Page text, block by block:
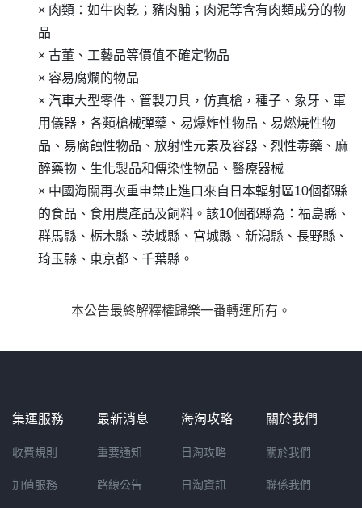
× 肉類：如牛肉乾；豬肉脯；肉泥等含有肉類成分的物
品
× 古董、工藝品等價值不確定物品
× 容易腐爛的物品
× 汽車大型零件、管製刀具，仿真槍，種子、象牙、軍
用儀器，各類槍械彈藥、易爆炸性物品、易燃燒性物
品、易腐蝕性物品、放射性元素及容器、烈性毒藥、麻
醉藥物、生化製品和傳染性物品、醫療器械
× 中國海關再次重申禁止進口來自日本輻射區10個都縣
的食品、食用農產品及飼料。該10個都縣為：福島縣、
群馬縣、栃木縣、茨城縣、宮城縣、新潟縣、長野縣、
琦玉縣、東京都、千葉縣。
本公告最終解釋權歸樂一番轉運所有。
集運服務
收費規則
加值服務
最新消息
重要通知
路線公告
海淘攻略
日淘攻略
日淘資訊
關於我們
關於我們
聯係我們